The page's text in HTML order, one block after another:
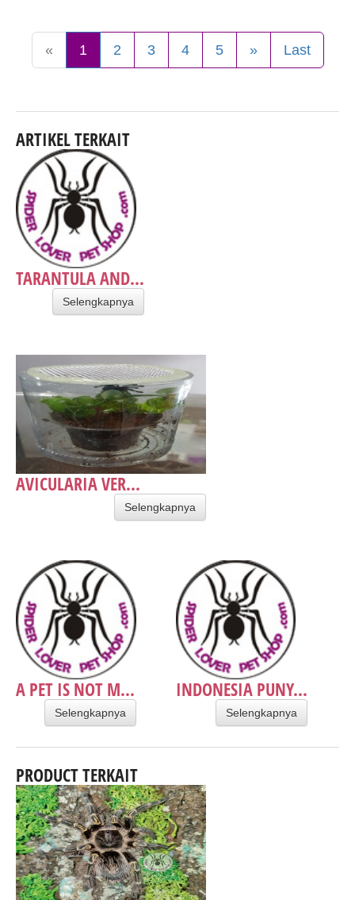
« 1 2 3 4 5 » Last
ARTIKEL TERKAIT
TARANTULA AND...
Selengkapnya
AVICULARIA VER...
Selengkapnya
A PET IS NOT M...
Selengkapnya
INDONESIA PUNY...
Selengkapnya
PRODUCT TERKAIT